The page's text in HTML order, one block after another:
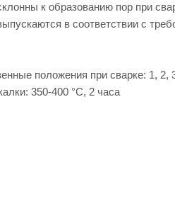
к образованию пор при
в соответствии с
положения при сварке: 1, 2,
350-400 °С, 2 часа